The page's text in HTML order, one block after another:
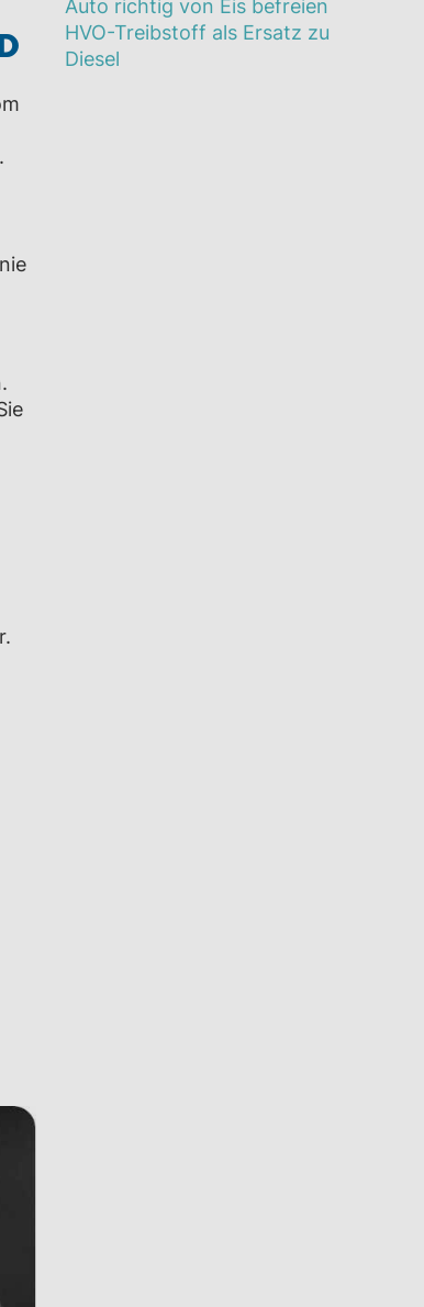
Auto richtig von Eis befreien
HVO-Treibstoff als Ersatz zu
Diesel